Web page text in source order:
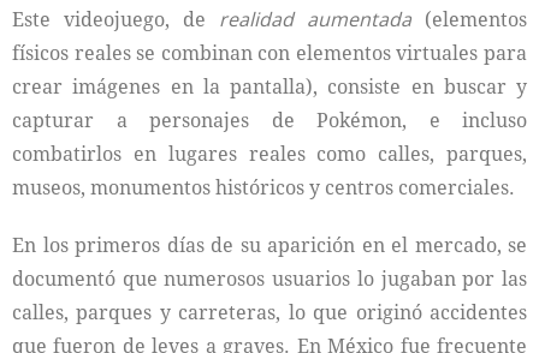
Este videojuego, de realidad aumentada (elementos
físicos reales se combinan con elementos virtuales para
crear imágenes en la pantalla), consiste en buscar y
capturar a personajes de Pokémon, e incluso
combatirlos en lugares reales como calles, parques,
museos, monumentos históricos y centros comerciales.
En los primeros días de su aparición en el mercado, se
documentó que numerosos usuarios lo jugaban por las
calles, parques y carreteras, lo que originó accidentes
que fueron de leves a graves. En México fue frecuente